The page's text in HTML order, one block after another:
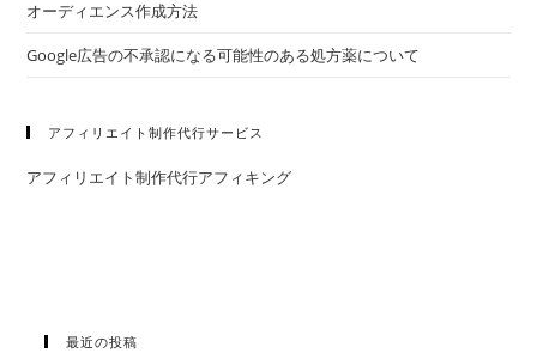
オーディエンス作成方法
Google広告の不承認になる可能性のある処方薬について
アフィリエイト制作代行サービス
アフィリエイト制作代行アフィキング
最近の投稿